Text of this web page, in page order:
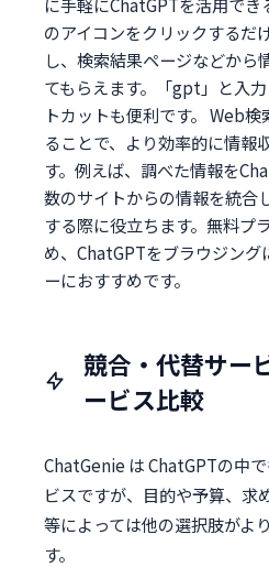
のアイコンをクリックするだ
し、検索結果ページなどから
てもらえます。「gpt」と入
トカットも便利です。 Web
ることで、より効率的に情報
す。例えば、調べた情報を
数のサイトからの情報を統合
する際に役立ちます。無料プ
め、ChatGPTをブラウジン
ーにおすすめです。
競合・代替サー
ービス比較
ChatGenie は ChatGPTの中
ビスですが、目的や予算、求
等によっては他の選択肢がよ
す。